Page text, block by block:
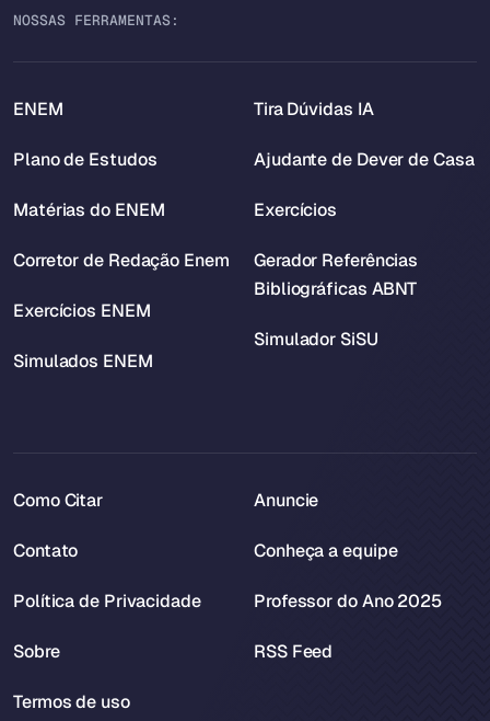
NOSSAS FERRAMENTAS:
ENEM
Plano de Estudos
Matérias do ENEM
Corretor de Redação Enem
Exercícios ENEM
Simulados ENEM
Tira Dúvidas IA
Ajudante de Dever de Casa
Exercícios
Gerador Referências
Bibliográficas ABNT
Simulador SiSU
Como Citar
Contato
Política de Privacidade
Sobre
Termos de uso
Anuncie
Conheça a equipe
Professor do Ano 2025
RSS Feed